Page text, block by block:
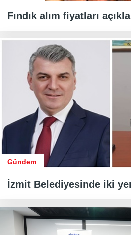
Fındık alım fiyatları
Gündem
İzmit Belediyesinde iki